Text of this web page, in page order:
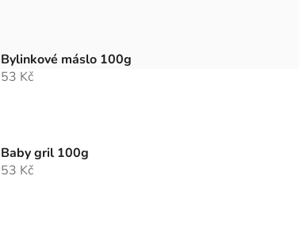
Bylinkové máslo 100g
53 Kč
Baby gril 100g
53 Kč